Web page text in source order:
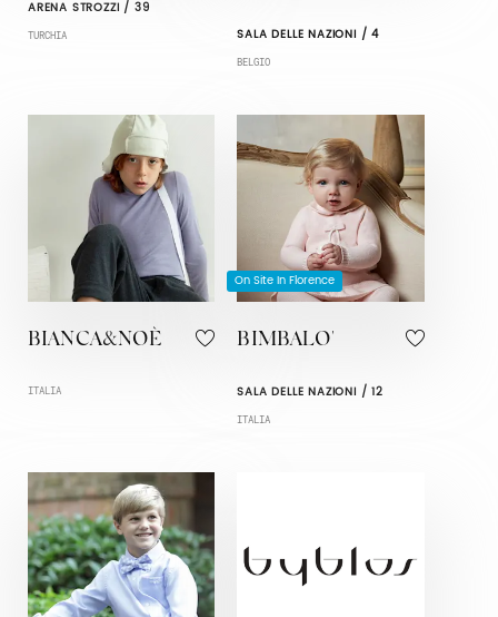
ARENA STROZZI / 39
TURCHIA SALA DELLE NAZIONI / 4
BELGIO
BIANCA&NOÈ
ITALIA
On Site In Florence
BIMBALO'
SALA DELLE NAZIONI / 12
ITALIA